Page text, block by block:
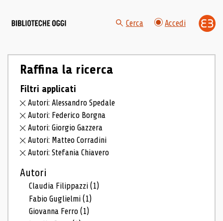
Cerca Accedi
Raffina la ricerca
Filtri applicati
Autori: Alessandro Spedale
Autori: Federico Borgna
Autori: Giorgio Gazzera
Autori: Matteo Corradini
Autori: Stefania Chiavero
Autori
Claudia Filippazzi(1)
Fabio Guglielmi(1)
Giovanna Ferro(1)